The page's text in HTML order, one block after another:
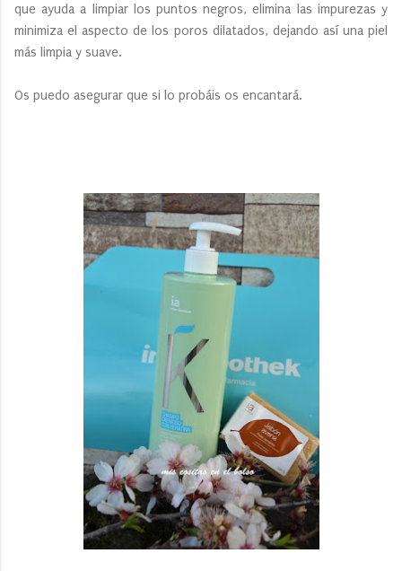
que ayuda a limpiar los puntos negros, elimina las impurezas y
minimiza el aspecto de los poros dilatados, dejando así una piel
más limpia y suave.
Os puedo asegurar que si lo probáis os encantará.